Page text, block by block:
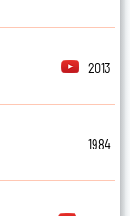
2013
1984